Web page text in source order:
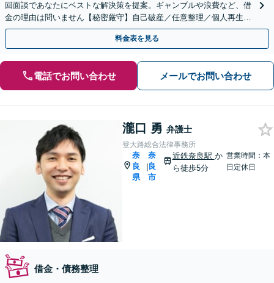
回面談であなたにベストな解決策を提案。ギャンブルや浪費など、借
金の理由は問いません【秘密厳守】自己破産／任意整理／個人再生
「家族に知られないよう債務整理したい」という方も対応可能
料金表を見る
電話でお問い合わせ メールでお問い合わせ
瀧口 勇 弁護士
登大路総合法律事務所
奈
良
県
|
奈
良
市
近鉄奈良駅 か
ら徒歩5分
営業時間：本
日定休日
借金・債務整理